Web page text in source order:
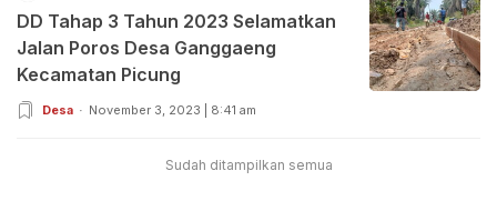
DD Tahap 3 Tahun 2023 Selamatkan
Jalan Poros Desa Ganggaeng
Kecamatan Picung
Desa November 3, 2023 | 8:41 am
Sudah ditampilkan semua